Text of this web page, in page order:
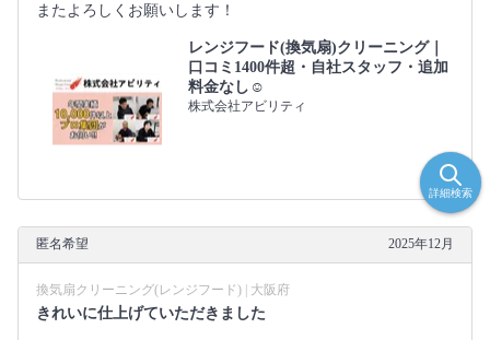
またよろしくお願いします！
レンジフード(換気扇)クリーニング｜
口コミ1400件超・自社スタッフ・追加
料金なし☺️
株式会社アビリティ
匿名希望 2025年12月
換気扇クリーニング(レンジフード) | 大阪府
きれいに仕上げていただきました
詳細検索